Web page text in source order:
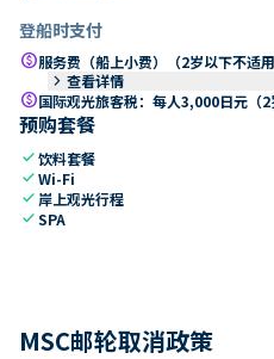
登船时支付
paid服务费（船上小费）（2岁以下不适用
keyboard_arrow_right 查看详情
paid国际观光旅客税：每人3,000日元（
预购套餐
check饮料套餐
checkWi-Fi
check 岸上观光行程
checkSPA
MSC邮轮取消政策